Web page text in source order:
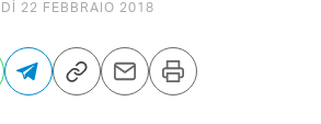
22 FEBBRAIO 2018